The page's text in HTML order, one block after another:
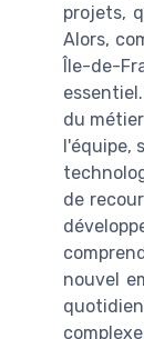
projets,
Alors,
Île-de-
du
l'équipe,
de
nouvel